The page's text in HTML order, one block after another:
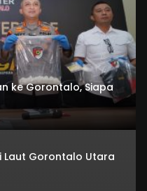
ke Gorontalo, Siapa
Laut Gorontalo Utara